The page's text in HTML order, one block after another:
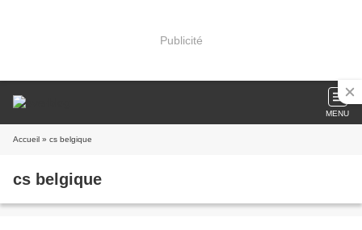
Publicité
MENU
Accueil » cs belgique
cs belgique